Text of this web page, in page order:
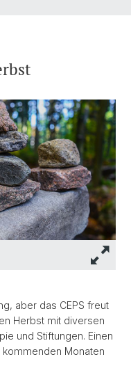
aber das CEPS freut
Herbst mit diversen
und Stiftungen. Einen
Monaten